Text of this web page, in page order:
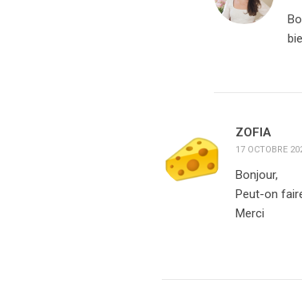
ZOFIA
17 OCTOBRE
Bonjour,
Peut-on
Merci